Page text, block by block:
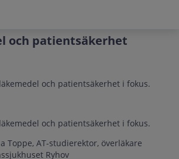
och patientsäkerhet
och patientsäkerhet i fokus.
och patientsäkerhet i fokus.
Toppe, AT-studierektor, överläkare
Ryhov